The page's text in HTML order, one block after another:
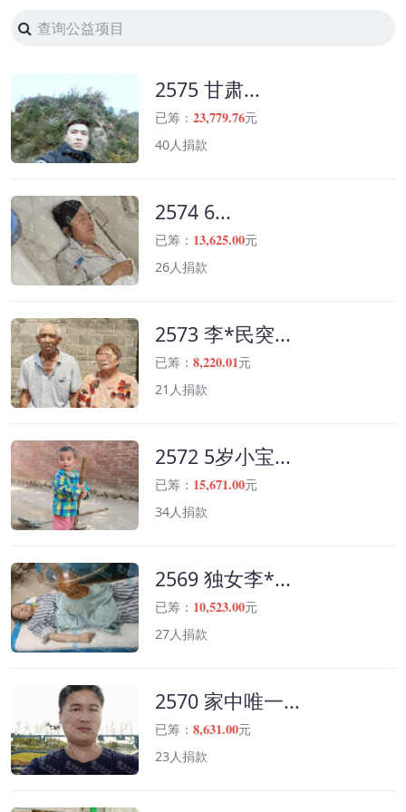
2575 甘肃...
已筹： 23,779.76元
40人捐款
2574 6...
已筹： 13,625.00元
26人捐款
2573 李*民突...
已筹： 8,220.01元
21人捐款
2572 5岁小宝...
已筹： 15,671.00元
34人捐款
2569 独女李*...
已筹： 10,523.00元
27人捐款
2570 家中唯一...
已筹： 8,631.00元
23人捐款